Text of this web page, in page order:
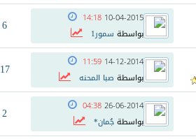
10-04-2015
14:18
بواسطة سمور1 6
14-12-2014
11:59
بواسطة صبا المحنه 17
26-06-2014
04:38
بواسطةجُمان* 2